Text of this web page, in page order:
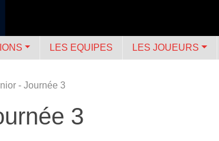
LES EQUIPES LES JOUEURS
- Journée 3
3